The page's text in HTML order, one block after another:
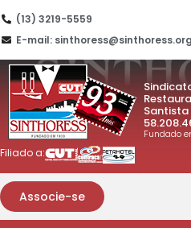
(13) 3219-5559
E-mail:
Santista
Fundado
Filiado a:
Associe-se